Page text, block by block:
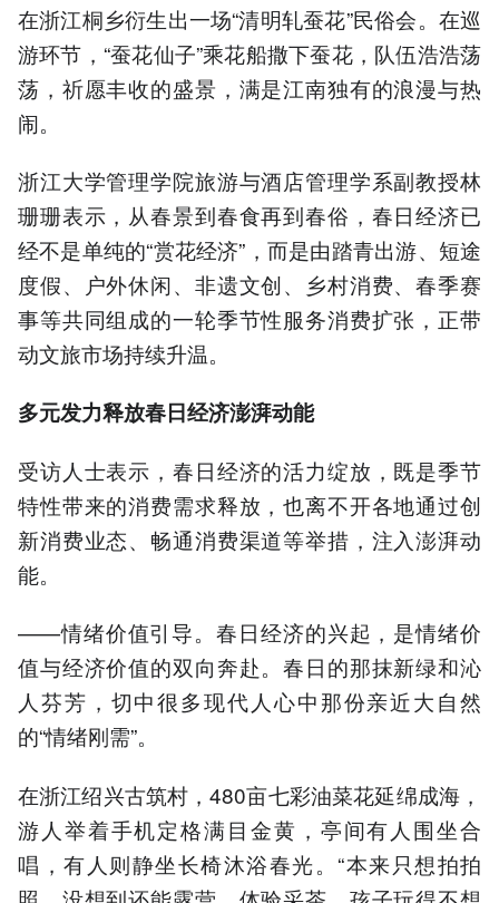
在浙江桐乡衍生出一场“清明轧蚕花”民俗会。在巡
游环节，“蚕花仙子”乘花船撒下蚕花，队伍浩浩荡
荡，祈愿丰收的盛景，满是江南独有的浪漫与热
闹。
浙江大学管理学院旅游与酒店管理学系副教授林
珊珊表示，从春景到春食再到春俗，春日经济已
经不是单纯的“赏花经济”，而是由踏青出游、短途
度假、户外休闲、非遗文创、乡村消费、春季赛
事等共同组成的一轮季节性服务消费扩张，正带
动文旅市场持续升温。
多元发力释放春日经济澎湃动能
受访人士表示，春日经济的活力绽放，既是季节
特性带来的消费需求释放，也离不开各地通过创
新消费业态、畅通消费渠道等举措，注入澎湃动
能。
——情绪价值引导。春日经济的兴起，是情绪价
值与经济价值的双向奔赴。春日的那抹新绿和沁
人芬芳，切中很多现代人心中那份亲近大自然
的“情绪刚需”。
在浙江绍兴古筑村，480亩七彩油菜花延绵成海，
游人举着手机定格满目金黄，亭间有人围坐合
唱，有人则静坐长椅沐浴春光。“本来只想拍拍